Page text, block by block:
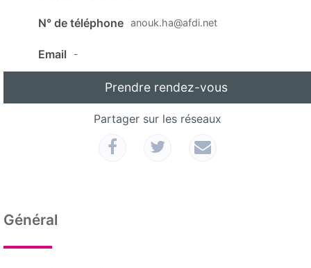
N° de téléphone anouk.ha@afdi.net
Email -
Prendre rendez-vous
Partager sur les réseaux
Général